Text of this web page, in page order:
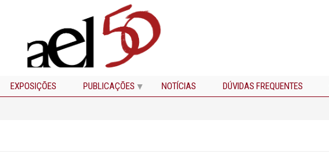
EXPOSIÇÕES PUBLICAÇÕES NOTÍCIAS DÚVIDAS FREQUENTES